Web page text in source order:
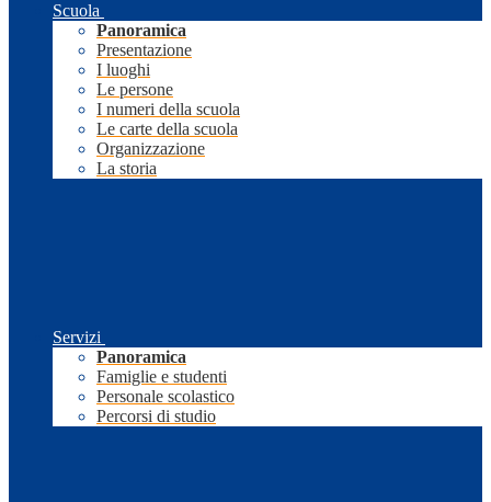
Scuola
Panoramica
Presentazione
I luoghi
Le persone
I numeri della scuola
Le carte della scuola
Organizzazione
La storia
Servizi
Panoramica
Famiglie e studenti
Personale scolastico
Percorsi di studio